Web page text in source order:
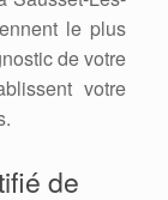
le plus
de votre
votre
de